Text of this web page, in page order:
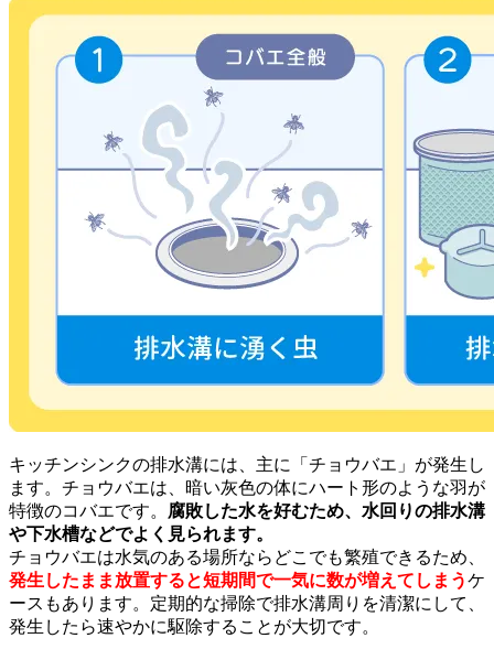
キッチンシンクの排水溝には、主に「チョウバエ」が発生し
ます。チョウバエは、暗い灰色の体にハート形のような羽が
特徴のコバエです。 腐敗した水を好むため、水回りの排水溝
や下水槽などでよく見られます。
チョウバエは水気のある場所ならどこでも繁殖できるため、
発生したまま放置すると短期間で一気に数が増えてしまうケ
ースもあります。定期的な掃除で排水溝周りを清潔にして、
発生したら速やかに駆除することが大切です。